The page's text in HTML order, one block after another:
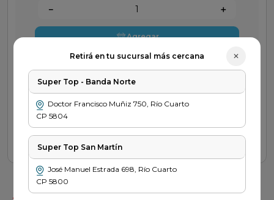
Retirá en tu sucursal más cercana ✕
Super Top - Banda Norte
Doctor Francisco Muñiz 750, Río Cuarto
CP5804
Super Top San Martín
José Manuel Estrada 698, Río Cuarto
CP5800
＋
－
Agregar
Descripción del producto
Nuestros
métodos de
pago
Saber más
frecuentes
Saber más
tu pedido